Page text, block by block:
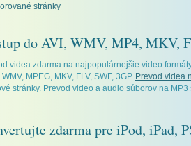
stránky
do AVI, WMV, MP4, MKV,
videa zdarma na najpopulárnejšie video
WMV, MPEG, MKV, FLV, SWF, 3GP. Prevod videa
stránky. Prevod video a audio súborov na
zdarma pre iPod, iPad,